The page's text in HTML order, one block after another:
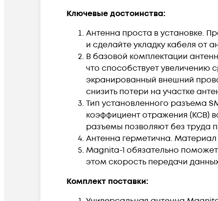
Ключевые достоинства:
Антенна проста в установке.
и сделайте укладку кабеля от
В базовой комплектации
что способствует увеличению
экранированный внешний
снизить потери на участке
Тип установленного разъема
коэффициент отражения (КСВ)
разъемы позволяют без труда
Антенна герметична.
Magnita-1 обязательно
этом скорость передачи
Комплект поставки: